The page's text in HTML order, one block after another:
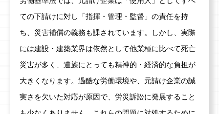
ての下請けに対し「指揮・管理・監督」の責任を持
ち、災害補償の義務も課されています。しかし、実際
には建設・建築業界は依然として他業種に比べて死亡
災害が多く、遺族にとっても精神的・経済的な負担が
大きくなります。過酷な労働環境や、元請け企業の誠
実さを欠いた対応が原因で、労災訴訟に発展すること